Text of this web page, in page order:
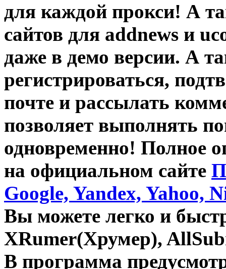
для каждой прокси! А
сайтов для addnews и
даже в демо версии. А
регистрироваться,
почте и рассылать
позволяет выполнять
одновременно! Полное
на официальном сайте
Google, Yandex, Yahoo,
Вы можете легко и
XRumer(Хрумер),
В программа